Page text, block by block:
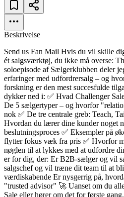
Beskrivelse
Send us Fan Mail Hvis du vil skille
ét salgsværktøj, du ikke må overse:
soloepisode af Sælgerklubben deler
erfaringer med udfordrersalg – og
forskning er den mest succesfulde
dykker ned i: ✅ Hvad Challenger
De 5 sælgertyper – og hvorfor
nok ✅ De tre centrale greb: Teach,
Hvordan du lærer dine kunder noget
beslutningsproces ✅ Eksempler på
flytter fokus væk fra pris ✅ Hvorfor
nøglen til at lykkes med at udfordre
er for dig, der: Er B2B-sælger og vil
salgschef og vil træne dit team til at
værdiskabende Er nysgerrig på,
"trusted advisor" 🚀 Uanset om du
Sale eller hører om det for første